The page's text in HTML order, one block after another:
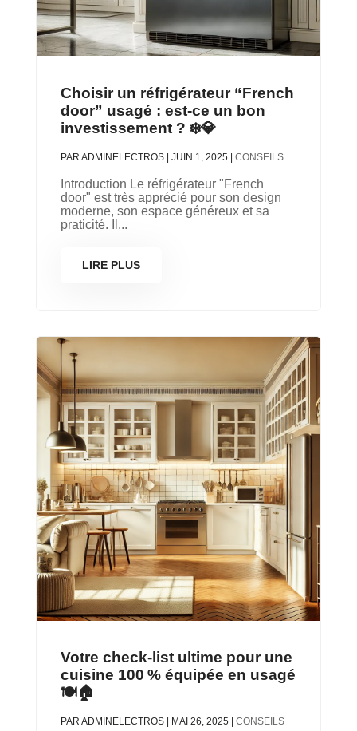
Choisir un réfrigérateur “French
door” usagé : est-ce un bon
investissement ? ❄️💎
PAR ADMINELECTROS| JUIN 1, 2025| CONSEILS
Introduction Le réfrigérateur "French
door" est très apprécié pour son design
moderne, son espace généreux et sa
praticité. Il...
LIRE PLUS
Votre check-list ultime pour une
cuisine 100 % équipée en usagé
🍽️🏠
PAR ADMINELECTROS| MAI 26, 2025| CONSEILS